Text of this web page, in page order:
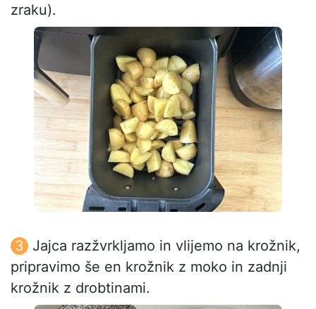
zraku).
Jajca razžvrkljamo in vlijemo na krožnik,
pripravimo še en krožnik z moko in zadnji
krožnik z drobtinami.